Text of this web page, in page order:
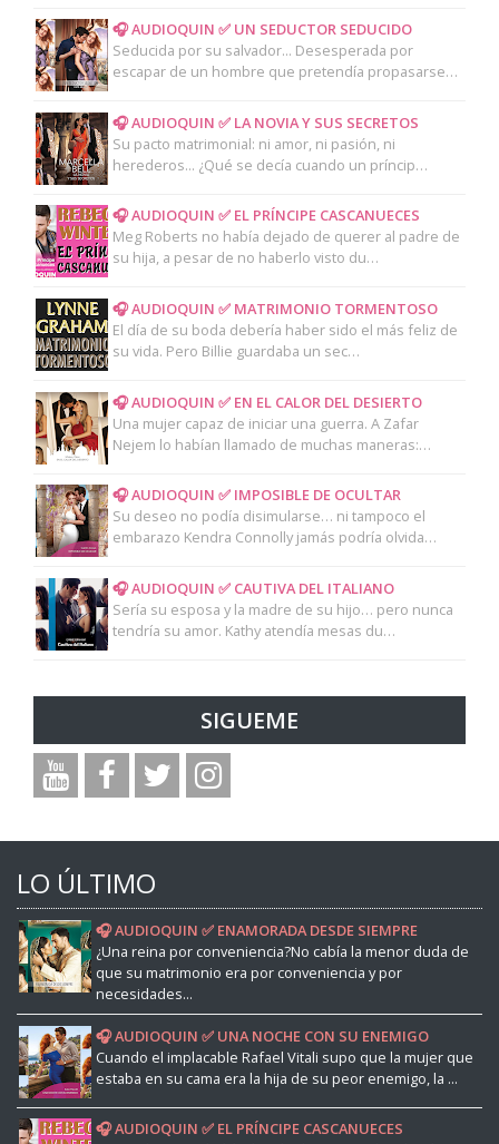
🎧 AUDIOQUIN ✅ UN SEDUCTOR SEDUCIDO
Seducida por su salvador... Desesperada por
escapar de un hombre que pretendía propasarse…
🎧 AUDIOQUIN ✅ LA NOVIA Y SUS SECRETOS
Su pacto matrimonial: ni amor, ni pasión, ni
herederos... ¿Qué se decía cuando un príncip…
🎧 AUDIOQUIN ✅ EL PRÍNCIPE CASCANUECES
Meg Roberts no había dejado de querer al padre de
su hija, a pesar de no haberlo visto du…
🎧 AUDIOQUIN ✅ MATRIMONIO TORMENTOSO
El día de su boda debería haber sido el más feliz de
su vida. Pero Billie guardaba un sec…
🎧 AUDIOQUIN ✅ EN EL CALOR DEL DESIERTO
Una mujer capaz de iniciar una guerra. A Zafar
Nejem lo habían llamado de muchas maneras:…
🎧 AUDIOQUIN ✅ IMPOSIBLE DE OCULTAR
Su deseo no podía disimularse… ni tampoco el
embarazo Kendra Connolly jamás podría olvida…
🎧 AUDIOQUIN ✅ CAUTIVA DEL ITALIANO
Sería su esposa y la madre de su hijo… pero nunca
tendría su amor. Kathy atendía mesas du…
SIGUEME
LO ÚLTIMO
🎧 AUDIOQUIN ✅ ENAMORADA DESDE SIEMPRE
¿Una reina por conveniencia?No cabía la menor duda de
que su matrimonio era por conveniencia y por
necesidades...
🎧 AUDIOQUIN ✅ UNA NOCHE CON SU ENEMIGO
Cuando el implacable Rafael Vitali supo que la mujer que
estaba en su cama era la hija de su peor enemigo, la ...
🎧 AUDIOQUIN ✅ EL PRÍNCIPE CASCANUECES